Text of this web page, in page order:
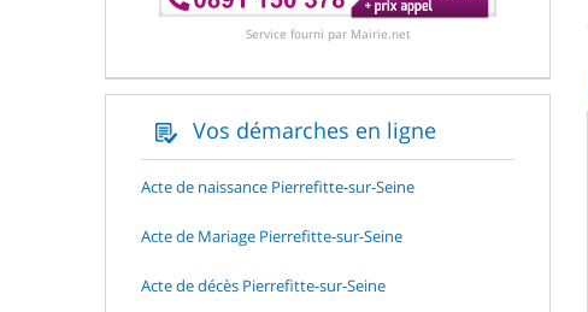
Service fourni par Mairie.net
Vos démarches en ligne
Acte de naissance Pierrefitte-sur-Seine
Acte de Mariage Pierrefitte-sur-Seine
Acte de décès Pierrefitte-sur-Seine